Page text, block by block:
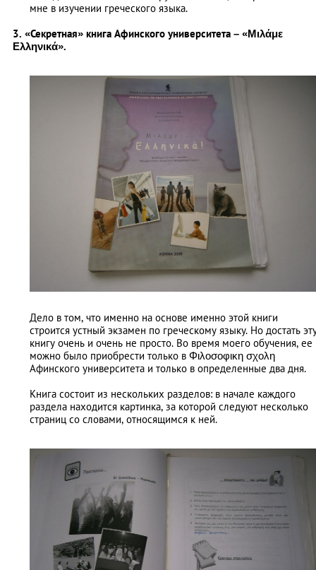
мне в изучении греческого языка.
3. «Секретная» книга Афинского университета – «Μιλάμε
Ελληνικά».
Дело в том, что именно на основе именно этой книги
строится устный экзамен по греческому языку. Но достать
книгу очень и очень не просто. Во время моего обучения, ее
можно было приобрести только в Φιλοσοφικη σχολη
Афинского университета и только в определенные два дня.
Книга состоит из нескольких разделов: в начале каждого
раздела находится картинка, за которой следуют несколько
страниц со словами, относящимся к ней.